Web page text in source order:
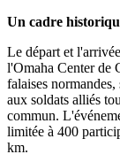
Un cadre
Le départ et
l'Omaha Center de
falaises
aux soldats alliés
commun.
limitée à 400
km.